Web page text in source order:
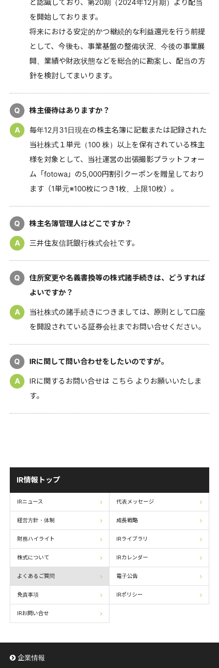
と認識しており、第20期（2024年12月期）より配当
を開始しております。
将来における安定的かつ継続的な利益還元を行う前提
として、今後も、事業基盤の整備状況、今後の事業展
開、業績や財政状態などを総合的に勘案し、配当の方
針を検討してまいります。
Q 株主優待はありますか？
A
毎年12月31日現在の株主名簿に記載または記録された
当社株式１単元（100 株）以上を保有されている株主
様を対象として、当社運営の出張撮影プラットフォー
ム「fotowa」の5,000円割引クーポンを贈呈しており
ます（1単元※100枚につき1枚、上限10枚）。
Q 株主名簿管理人はどこですか？
A 三井住友信託銀行株式会社です。
Q
住所変更や名義書換等の株式諸手続きは、どうすれば
よいですか？
A
当社株式の諸手続きにつきましては、原則として口座
を開設されている証券会社までお問い合せください。
Q IRに関して問い合わせをしたいのですが。
A IRに関するお問い合せは こちら よりお願いいたしま
す。
IR情報トップ
IRニュース 代表メッセージ
経営方針・体制 成長戦略
財務ハイライト IRライブラリ
株式について IRカレンダー
よくあるご質問 電子公告
免責事項 IRポリシー
IRお問い合せ
企業情報